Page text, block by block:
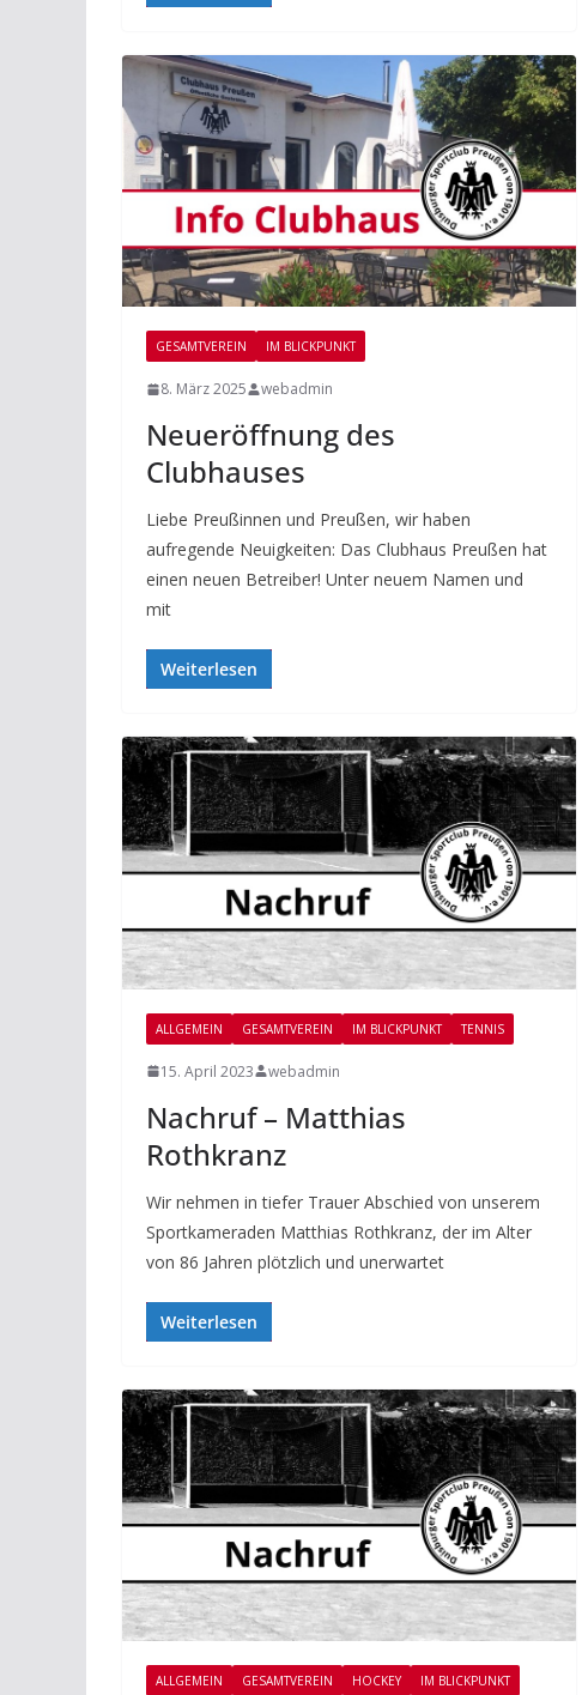
GESAMTVEREIN IM BLICKPUNKT
8. März 2025 webadmin
Neueröffnung des
Clubhauses
Liebe Preußinnen und Preußen, wir haben
aufregende Neuigkeiten: Das Clubhaus Preußen hat
einen neuen Betreiber! Unter neuem Namen und
mit
Weiterlesen
ALLGEMEIN GESAMTVEREIN IM BLICKPUNKT TENNIS
15. April 2023 webadmin
Nachruf – Matthias
Rothkranz
Wir nehmen in tiefer Trauer Abschied von unserem
Sportkameraden Matthias Rothkranz, der im Alter
von 86 Jahren plötzlich und unerwartet
Weiterlesen
ALLGEMEIN GESAMTVEREIN HOCKEY IM BLICKPUNKT